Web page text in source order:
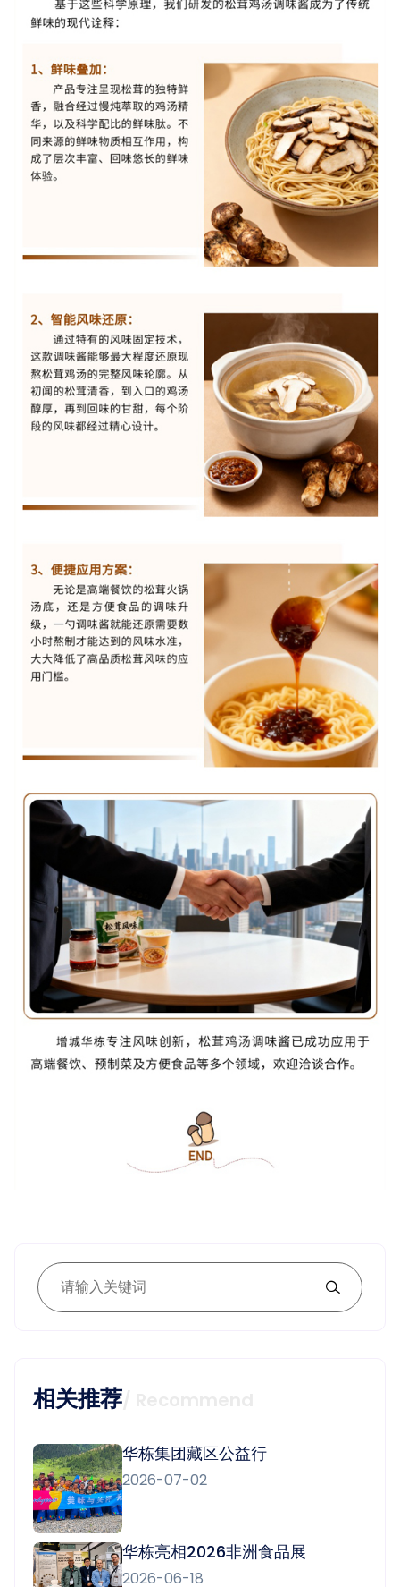
相关推荐
华栋集团藏区公益行
2026-07-02
华栋亮相2026非洲食品展
2026-06-18